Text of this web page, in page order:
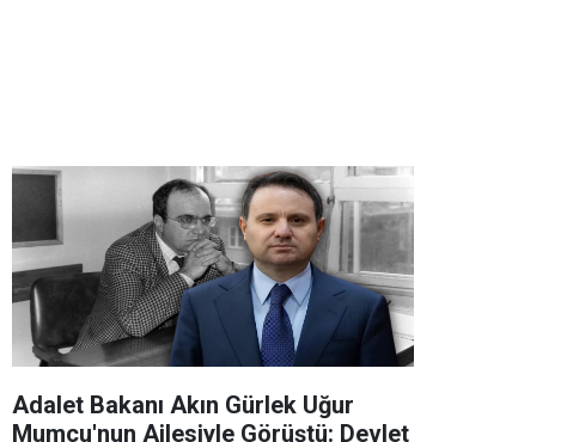
Adalet Bakanı Akın Gürlek Uğur
Mumcu'nun Ailesiyle Görüştü: Devlet